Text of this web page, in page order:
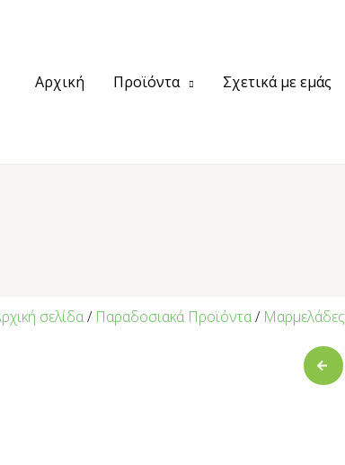
Αρχική Προϊόντα Σχετικά με εμάς
σελίδα/ Παραδοσιακά Προϊόντα/ Μαρμελάδες